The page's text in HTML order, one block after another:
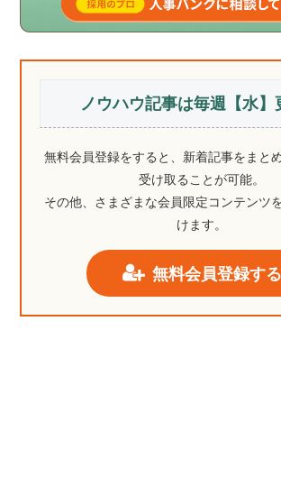
ノウハウ記事は毎週【水】
無料会員登録をすると、新着記事をまと
受け取ることが可能。
その他、さまざまな会員限定コンテンツ
けます。
無料会員登録する